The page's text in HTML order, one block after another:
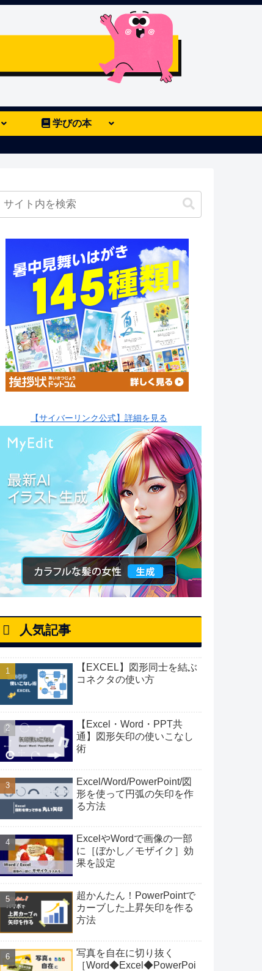
学びの本
【サイバーリンク公式】詳細を見る
人気記事
【EXCEL】図形同士を結ぶ
コネクタの使い方
【Excel・Word・PPT共
通】図形矢印の使いこなし
術
Excel/Word/PowerPoint/図
形を使って円弧の矢印を作
る方法
ExcelやWordで画像の一部
に［ぼかし／モザイク］効
果を設定
超かんたん！PowerPointで
カーブした上昇矢印を作る
方法
写真を自在に切り抜く
［Word◆Excel◆PowerPoi